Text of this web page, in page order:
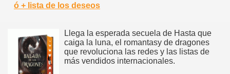
ó + lista de los deseos
Llega la esperada secuela de Hasta que
caiga la luna, el romantasy de dragones
que revoluciona las redes y las listas de
más vendidos internacionales.